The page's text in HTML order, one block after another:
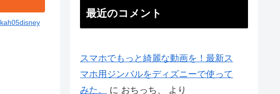
kah05disney
最近のコメント
スマホでもっと綺麗な動画を！最新ス
マホ用ジンバルをディズニーで使って
みた。
に おちっち、 より